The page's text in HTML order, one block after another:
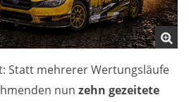
Statt mehrerer Wertungsläufe
nun zehn gezeitete
Einbettung und Bereitstellung
auf unserer Website gesetzt